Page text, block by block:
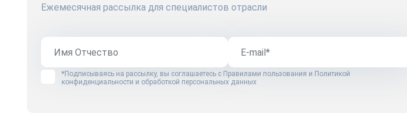
Ежемесячная рассылка для специалистов отрасли
*Подписываясь на рассылку, вы соглашаетесь с Правилами пользования и Политикой
конфиденциальности и обработкой персональных данных